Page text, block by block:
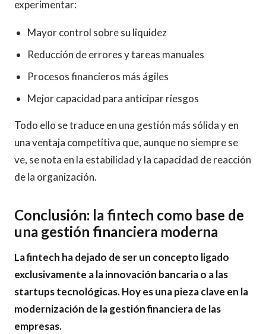
experimentar:
Mayor control sobre su liquidez
Reducción de errores y tareas manuales
Procesos financieros más ágiles
Mejor capacidad para anticipar riesgos
Todo ello se traduce en una gestión más sólida y en
una ventaja competitiva que, aunque no siempre se
ve, se nota en la estabilidad y la capacidad de reacción
de la organización.
Conclusión: la fintech como base de
una gestión financiera moderna
La fintech ha dejado de ser un concepto ligado
exclusivamente a la innovación bancaria o a las
startups tecnológicas. Hoy es una pieza clave en la
modernización de la gestión financiera de las
empresas.